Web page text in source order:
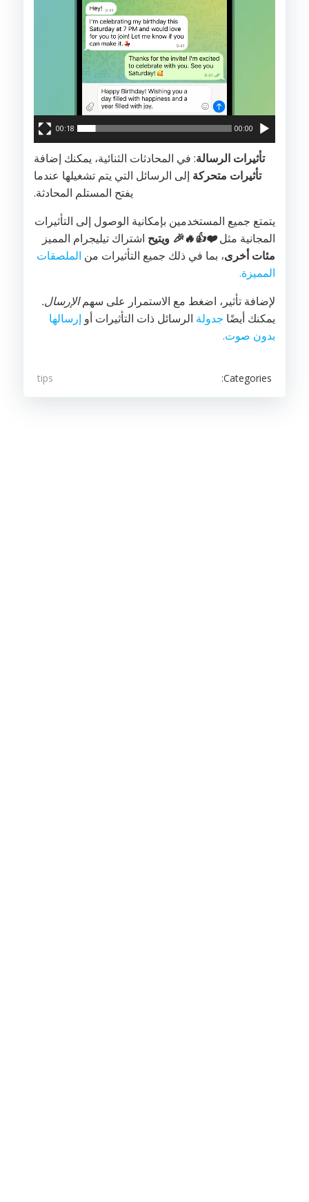
00:00
00:18
تأثيرات الرسالة: في المحادثات الثنائية، يمكنك إضافة
تأثيرات متحركة إلى الرسائل التي يتم تشغيلها عندما
يفتح المستلم المحادثة.
يتمتع جميع المستخدمين بإمكانية الوصول إلى التأثيرات
المجانية مثل❤️
👍
🔥
🎉 ويتيح اشتراك تيليجرام المميز
مئات أخرى، بما في ذلك جميع التأثيرات من الملصقات
المميزة.
لإضافة تأثير، اضغط مع الاستمرار على سهمالإرسال.
يمكنك أيضًا جدولة الرسائل ذات التأثيرات أو إرسالها
بدون صوت.
Categories:
tips